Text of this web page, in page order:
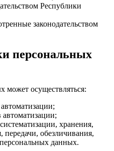
Республики
законодательством
персональных
может осуществляться:
автоматизации;
хранения,
передачи, обезличивания,
данных.